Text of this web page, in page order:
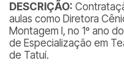
DESCRIÇÃO:
aulas como Diretora
Montagem I, no 1º ano
de Especialização em
de Tatuí.